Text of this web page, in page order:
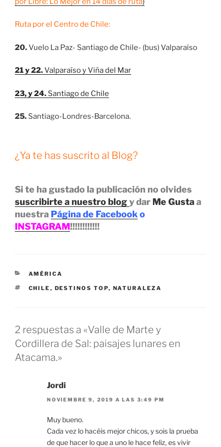
Ruta por el Centro de Chile:
20.Vuelo La Paz- Santiago de Chile- (bus) Valparaíso
21 y 22.Valparaíso y Viña del Mar
23, y 24. Santiago de Chile
25. Santiago-Londres-Barcelona.
¿Ya te has suscrito al Blog?
Si te ha gustado la publicación no olvides
suscribirte a nuestro blogy dar Me Gustaa
nuestra Página de Facebooko
INSTAGRAM!!!!!!!!!!!!
CATEGORÍAS
AMÉRICA
ETIQUETAS
CHILE , DESTINOS TOP, NATURALEZA
2 respuestas a «Valle de Marte y
Cordillera de Sal: paisajes lunares en
Atacama.»
Jordi
NOVIEMBRE 9, 2019 A LAS 3:49 PM
Muy bueno.
Cada vez lo hacéis mejor chicos, y sois la prueba
de que hacer lo que a uno le hace feliz, es vivir